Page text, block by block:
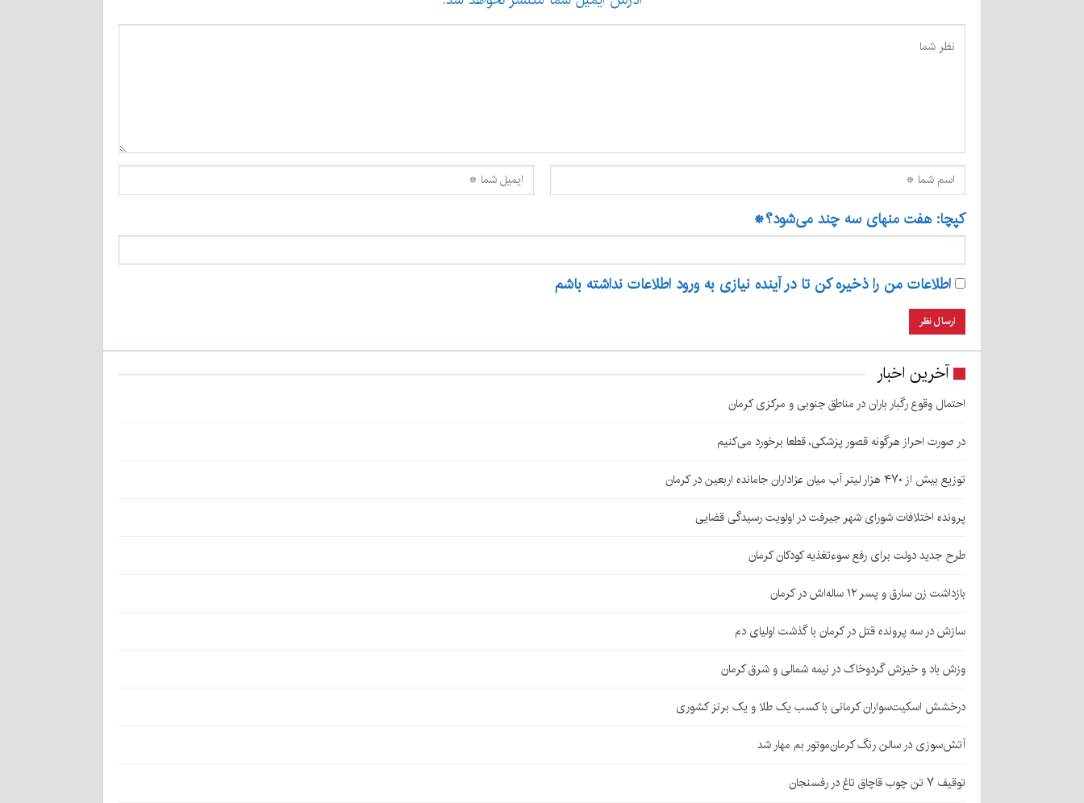
کپچا: هفت منهای سه چند می‌شود؟*
اطلاعات من را ذخیره کن تا در آینده نیازی به ورود اطلاعات نداشته باشم
آخرین اخبار
احتمال وقوع رگبار باران در مناطق جنوبی و مرکزی کرمان
در صورت احراز هرگونه قصور پزشکی، قطعا برخورد می‌کنیم
توزیع بیش از ۴۷۰ هزار لیتر آب میان عزاداران جامانده اربعین در کرمان
پرونده اختلافات شورای شهر جیرفت در اولویت رسیدگی قضایی
طرح جدید دولت برای رفع سوءتغذیه کودکان کرمان
بازداشت زن سارق و پسر ۱۲ ساله‌اش در کرمان
سازش در سه پرونده قتل در کرمان با گذشت اولیای دم
وزش باد و خیزش گردوخاک در نیمه شمالی و شرق کرمان
درخشش اسکیت‌سواران کرمانی با کسب یک طلا و یک برنز کشوری
آتش‌سوزی در سالن رنگ کرمان‌موتور بم مهار شد
توقیف ۷ تن چوب قاچاق تاغ در رفسنجان